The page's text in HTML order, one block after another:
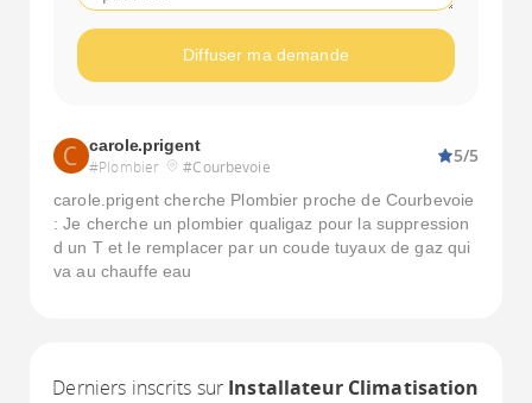
Diffuser ma demande
carole.prigent
#Plombier #Courbevoie
5/5
carole.prigent cherche Plombier proche de Courbevoie
: Je cherche un plombier qualigaz pour la suppression
d un T et le remplacer par un coude tuyaux de gaz qui
va au chauffe eau
Derniers inscrits sur Installateur Climatisation